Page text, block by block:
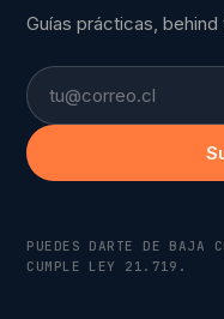
Guías prácticas,
Email
PUEDES DARTE DE BAJA
CUMPLE LEY 21.719.